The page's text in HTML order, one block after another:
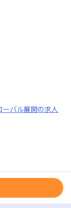
ーバル展開の求人